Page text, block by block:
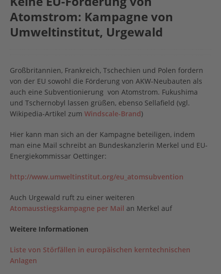
Atomstrom: Kampagne von
Umweltinstitut, Urgewald
Großbritannien, Frankreich, Tschechien und Polen fordern
von der EU sowohl die Förderung von AKW-Neubauten als
auch eine Subventionierung von Atomstrom. Fukushima
und Tschernobyl lassen grüßen, ebenso Sellafield (vgl.
Wikipedia-Artikel zum Windscale-Brand)
Hier kann man sich an der Kampagne beteiligen, indem
man eine Mail schreibt an Bundeskanzlerin Merkel und EU-
Energiekommissar Oettinger:
http://www.umweltinstitut.org/eu_atomsubvention
Auch Urgewald ruft zu einer weiteren
Atomausstiegskampagne per Mail an Merkel auf
Weitere Informationen
Liste von Störfällen in europäischen kerntechnischen
Anlagen